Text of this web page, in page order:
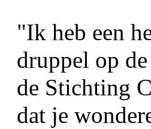
"Ik heb een
druppel op
de Stichting
dat je